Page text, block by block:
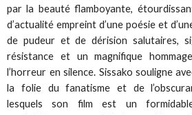
par la beauté flamboyante,
d’actualité empreint d’une poésie et
de pudeur et de dérision salutaires,
résistance et un magnifique
l’horreur en silence. Sissako souligne
la folie du fanatisme et de
lesquels son film est un